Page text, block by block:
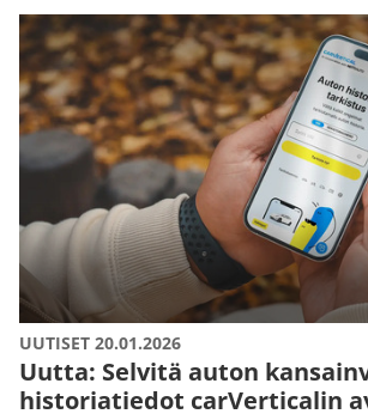
UUTISET 20.01.2026
Uutta: Selvitä auton
historiatiedot carVerticalin